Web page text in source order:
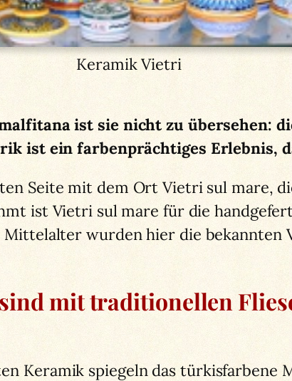
Keramik Vietri
ist sie nicht zu übersehen:
ist ein farbenprächtiges Erlebnis,
Seite mit dem Ort Vietri sul mare,
ist Vietri sul mare für die
Mittelalter wurden hier die bekannten
mit traditionellen
Keramik spiegeln das türkisfarbene